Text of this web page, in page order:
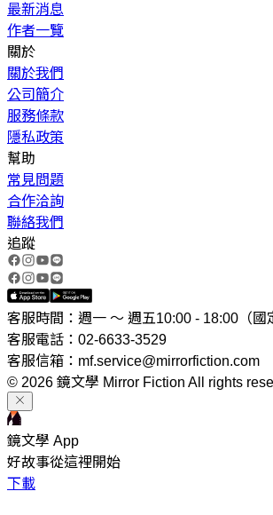
最新消息
作者一覽
關於
關於我們
公司簡介
服務條款
隱私政策
幫助
常見問題
合作洽詢
聯絡我們
追蹤
客服時間：週一 ～ 週五10:00 - 18:00（國
客服電話：02-6633-3529
客服信箱：mf.service@mirrorfiction.com
© 2026 鏡文學 Mirror Fiction All rights
鏡文學 App
好故事從這裡開始
下載